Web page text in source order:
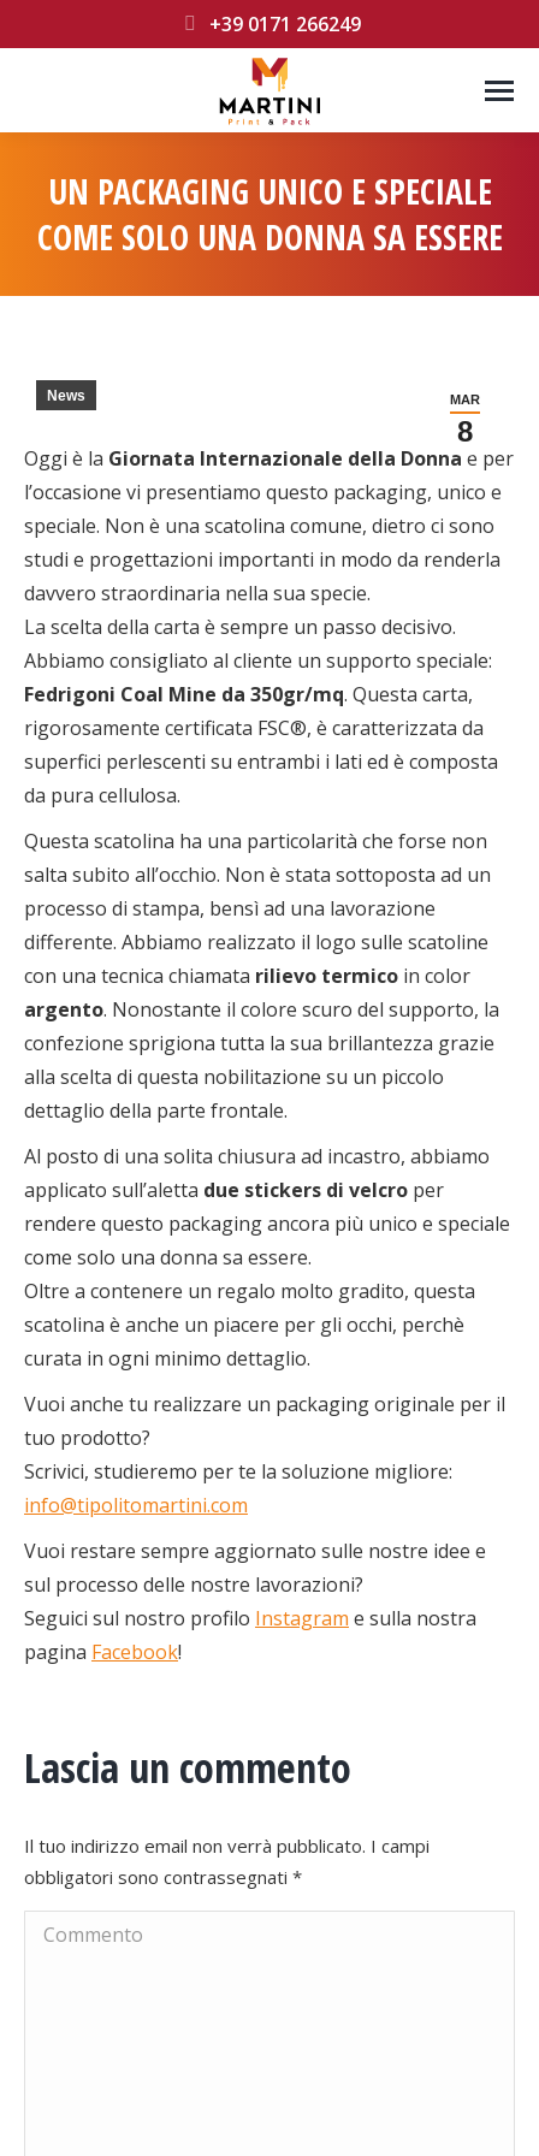
+39 0171 266249
UN PACKAGING UNICO E SPECIALE
COME SOLO UNA DONNA SA ESSERE
MAR
8
News
Oggi è la Giornata Internazionale della Donna e per
l’occasione vi presentiamo questo packaging, unico e
speciale. Non è una scatolina comune, dietro ci sono
studi e progettazioni importanti in modo da renderla
davvero straordinaria nella sua specie.
La scelta della carta è sempre un passo decisivo.
Abbiamo consigliato al cliente un supporto speciale:
Fedrigoni Coal Mine da 350gr/mq. Questa carta,
rigorosamente certificata FSC®, è caratterizzata da
superfici perlescenti su entrambi i lati ed è composta
da pura cellulosa.
Questa scatolina ha una particolarità che forse non
salta subito all’occhio. Non è stata sottoposta ad un
processo di stampa, bensì ad una lavorazione
differente. Abbiamo realizzato il logo sulle scatoline
con una tecnica chiamata rilievo termico in color
argento. Nonostante il colore scuro del supporto, la
confezione sprigiona tutta la sua brillantezza grazie
alla scelta di questa nobilitazione su un piccolo
dettaglio della parte frontale.
Al posto di una solita chiusura ad incastro, abbiamo
applicato sull’aletta due stickers di velcro per
rendere questo packaging ancora più unico e speciale
come solo una donna sa essere.
Oltre a contenere un regalo molto gradito, questa
scatolina è anche un piacere per gli occhi, perchè
curata in ogni minimo dettaglio.
Vuoi anche tu realizzare un packaging originale per il
tuo prodotto?
Scrivici, studieremo per te la soluzione migliore:
info@tipolitomartini.com
Vuoi restare sempre aggiornato sulle nostre idee e
sul processo delle nostre lavorazioni?
Seguici sul nostro profilo Instagram e sulla nostra
pagina Facebook!
Lascia un commento
Il tuo indirizzo email non verrà pubblicato. I campi
obbligatori sono contrassegnati *
Commento